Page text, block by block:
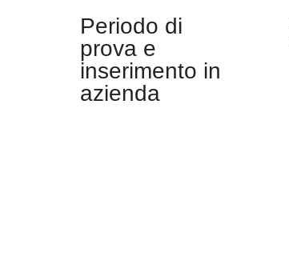
Periodo di
prova e
inserimento in
azienda